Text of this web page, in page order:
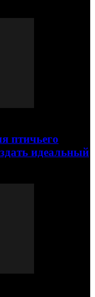
птичьего
идеальный